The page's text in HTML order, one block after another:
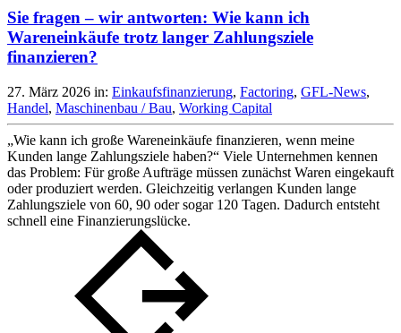
Sie fragen – wir antworten: Wie kann ich
Wareneinkäufe trotz langer Zahlungsziele
finanzieren?
27. März 2026 in: Einkaufsfinanzierung, Factoring, GFL-News,
Handel, Maschinenbau / Bau, Working Capital
„Wie kann ich große Wareneinkäufe finanzieren, wenn meine
Kunden lange Zahlungsziele haben?“ Viele Unternehmen kennen
das Problem: Für große Aufträge müssen zunächst Waren eingekauft
oder produziert werden. Gleichzeitig verlangen Kunden lange
Zahlungsziele von 60, 90 oder sogar 120 Tagen. Dadurch entsteht
schnell eine Finanzierungslücke.